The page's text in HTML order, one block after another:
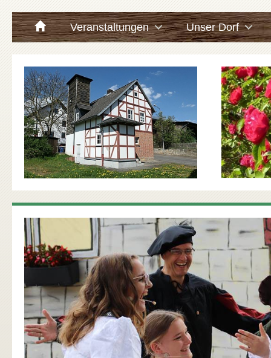
Veranstaltungen Unser Dorf